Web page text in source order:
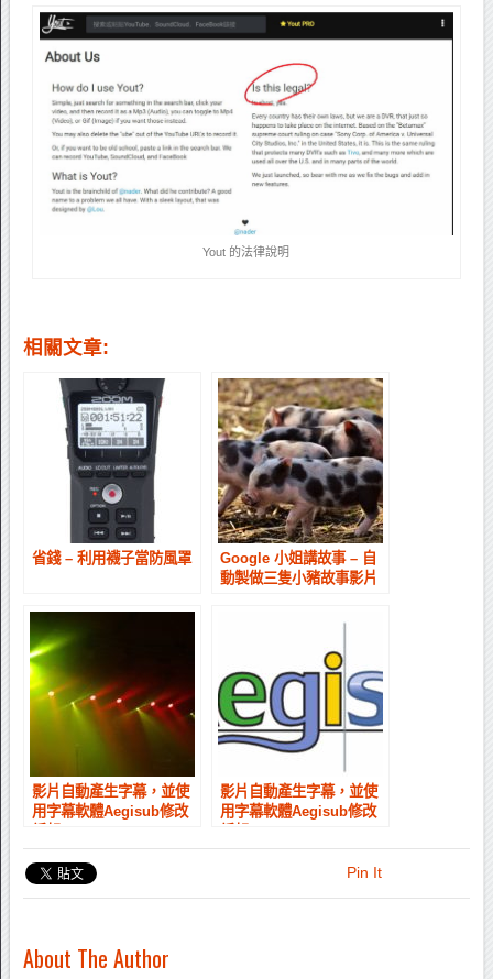
Yout 的法律說明
相關文章:
省錢 – 利用襪子當防風罩
Google 小姐講故事 – 自
動製做三隻小豬故事影片
影片自動產生字幕，並使
用字幕軟體Aegisub修改
影片自動產生字幕，並使
用字幕軟體Aegisub修改
Pin It
About The Author